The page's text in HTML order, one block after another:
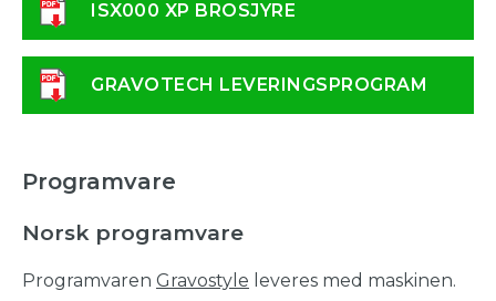
ISX000 XP BROSJYRE
GRAVOTECH LEVERINGSPROGRAM
Programvare
Norsk programvare
Programvaren Gravostyle leveres med maskinen.